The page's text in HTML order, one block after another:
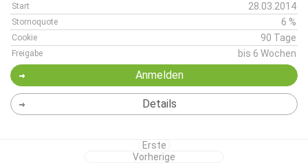
Start 28.03.2014
Stornoquote 6 %
Cookie 90 Tage
Freigabe bis 6 Wochen
Anmelden
Details
Erste
Vorherige